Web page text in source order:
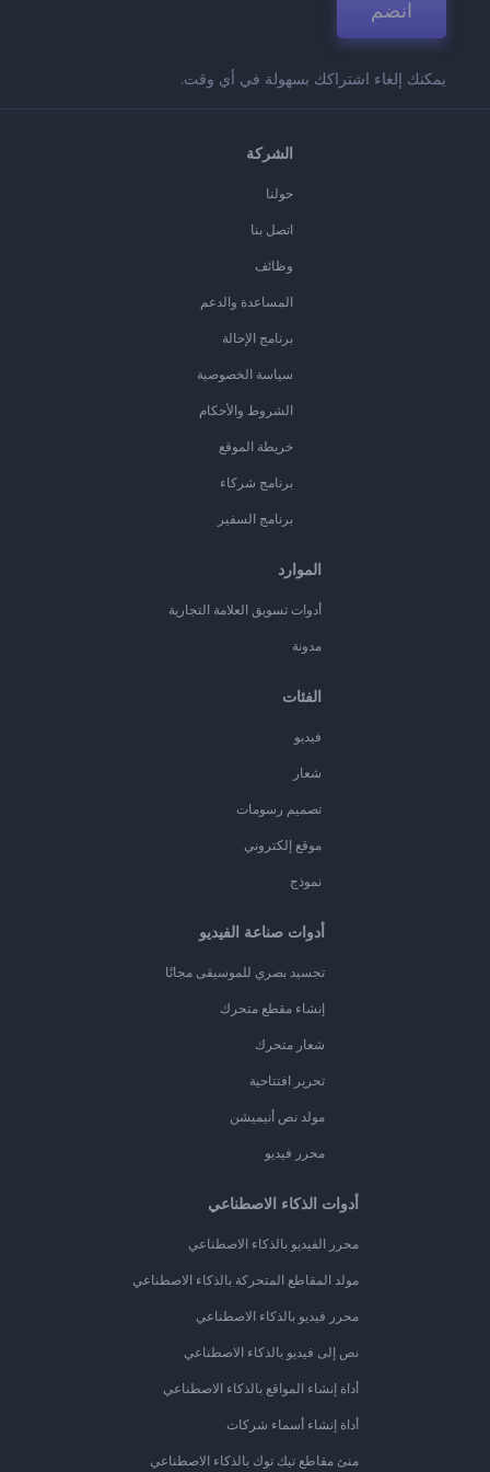
انضم
يمكنك إلغاء اشتراكك بسهولة في أي وقت.
الشركة
حولنا
اتصل بنا
وظائف
المساعدة والدعم
برنامج الإحالة
سياسة الخصوصية
الشروط والأحكام
خريطة الموقع
برنامج شركاء
برنامج السفير
الموارد
أدوات تسويق العلامة التجارية
مدونة
الفئات
فيديو
شعار
تصميم رسومات
موقع إلكتروني
نموذج
أدوات صناعة الفيديو
تجسيد بصري للموسيقى مجانًا
إنشاء مقطع متحرك
شعار متحرك
تحرير افتتاحية
مولد نص أنيميشن
محرر فيديو
أدوات الذكاء الاصطناعي
محرر الفيديو بالذكاء الاصطناعي
مولد المقاطع المتحركة بالذكاء الاصطناعي
محرر فيديو بالذكاء الاصطناعي
نص إلى فيديو بالذكاء الاصطناعي
أداة إنشاء المواقع بالذكاء الاصطناعي
أداة إنشاء أسماء شركات
منئ مقاطع تيك توك بالذكاء الاصطناعي